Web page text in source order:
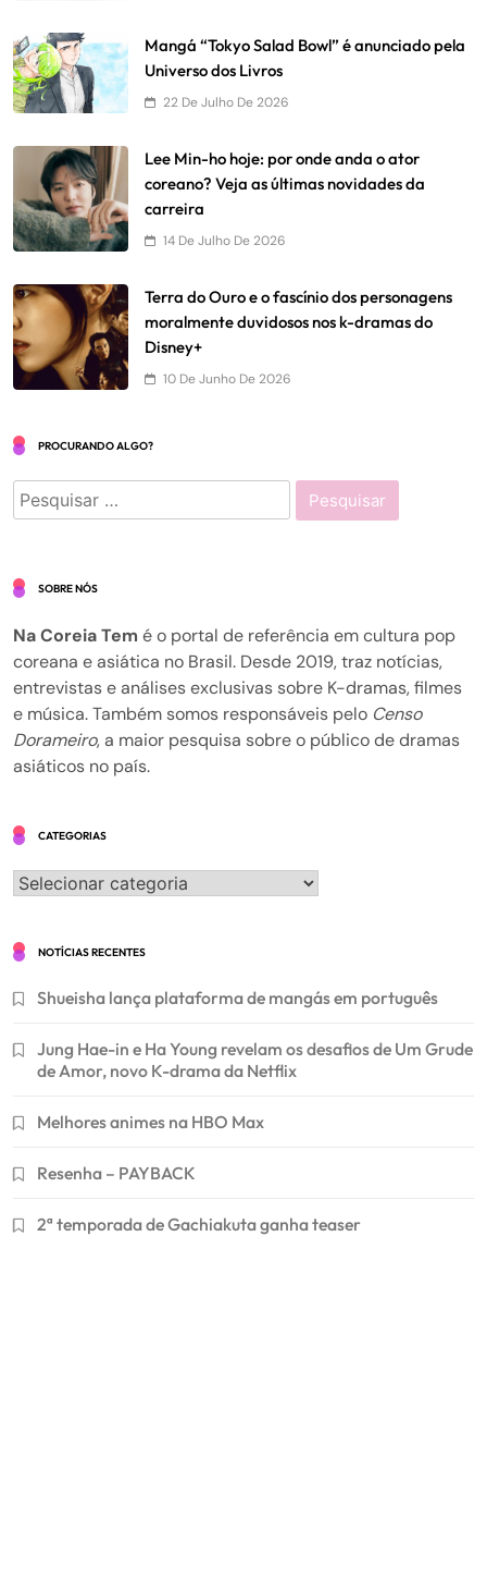
Mangá “Tokyo Salad Bowl” é anunciado pela
Universo dos Livros
22 De Julho De 2026
Lee Min-ho hoje: por onde anda o ator
coreano? Veja as últimas novidades da
carreira
14 De Julho De 2026
Terra do Ouro e o fascínio dos personagens
moralmente duvidosos nos k-dramas do
Disney+
10 De Junho De 2026
PROCURANDO ALGO?
Pesquisar
por:
SOBRE NÓS
Na Coreia Tem é o portal de referência em cultura pop
coreana e asiática no Brasil. Desde 2019, traz notícias,
entrevistas e análises exclusivas sobre K-dramas, filmes
e música. Também somos responsáveis pelo Censo
Dorameiro, a maior pesquisa sobre o público de dramas
asiáticos no país.
CATEGORIAS
Categorias
NOTÍCIAS RECENTES
Shueisha lança plataforma de mangás em português
Jung Hae-in e Ha Young revelam os desafios de Um Grude
de Amor, novo K-drama da Netflix
Melhores animes na HBO Max
Resenha – PAYBACK
2ª temporada de Gachiakuta ganha teaser